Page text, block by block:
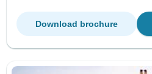
Download brochure